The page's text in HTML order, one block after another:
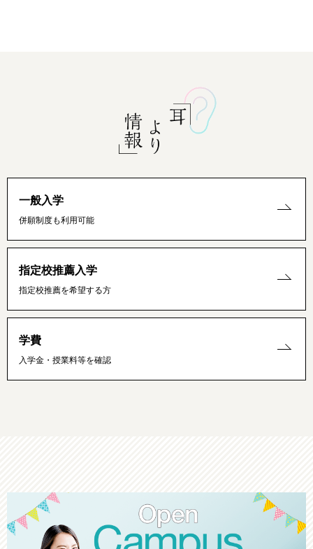
一般入学
併願制度も利用可能
指定校推薦入学
指定校推薦を希望する方
学費
入学金・授業料等を確認